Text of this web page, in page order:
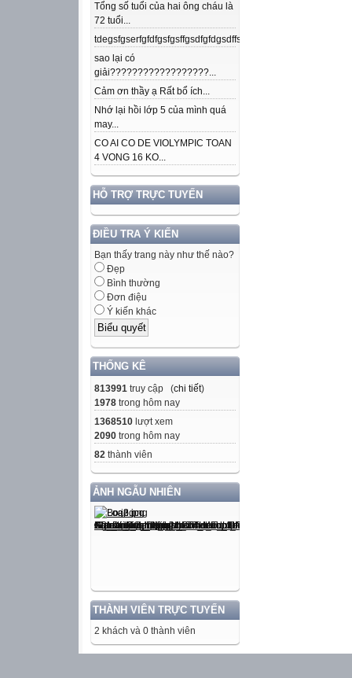
Tổng số tuổi của hai ông cháu là
72 tuổi...
sao lại có
giải??????????????????...
Cảm ơn thầy ạ Rất bổ ích...
Nhớ lại hồi lớp 5 của mình quá
may...
CO AI CO DE VIOLYMPIC TOAN
4 VONG 16 KO...
HỖ TRỢ TRỰC TUYẾN
ĐIỀU TRA Ý KIẾN
Bạn thấy trang này như thế nào?
Đẹp
Bình thường
Đơn điệu
Ý kiến khác
THỐNG KÊ
813991 truy cập (chi tiết)
1978 trong hôm nay
1368510 lượt xem
2090 trong hôm nay
82 thành viên
ẢNH NGẪU NHIÊN
THÀNH VIÊN TRỰC TUYẾN
2 khách và 0 thành viên